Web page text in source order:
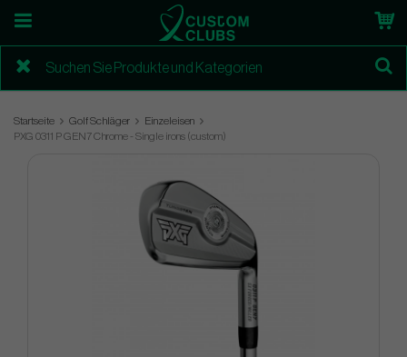
Startseite Golf Schläger
Einzeleisen
PXG 0311 P GEN7 Chrome - Single irons (custom)